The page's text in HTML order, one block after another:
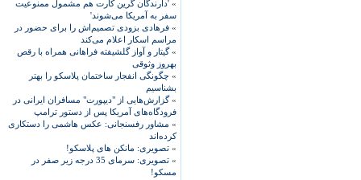
» 'دارندگان گرین کارت هم مشمول ممنوعیت
سفر به آمریکا می‌شوند'
» فرهادی بزودی تصمیم‌اش را برای حضور در
مراسم اسکار اعلام می‌کند
»گیتار و آواز گلشیفته فراهانی همراه با رقص
بهروز وثوقی
» چگونگی انفجار ساختمان پلاسکو را بهتر
بشناسیم
»گزارش‌هایی از "دیپورت" مسافران ایرانی در
فرودگاه‌های آمریکا پس از دستور ترامپ
» مشاور رفسنجانی: عکس هاشمی را دستکاری
کرده‌اند
» تصویری: مانکن های پلاسکو!
»
تصویری: سرمای 35 درجه زیر صفر در
مسکو!